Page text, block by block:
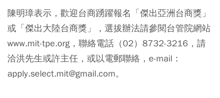
陳明璋表示，歡迎台商踴躍報名「傑出亞洲台商獎」
或「傑出大陸台商獎」，選拔辦法請參閱台管院網站
www.mit-tpe.org，聯絡電話（02）8732-3216，請
洽洪先生或許主任，或以電郵聯絡，e-mail：
apply.select.mit@gmail.com。